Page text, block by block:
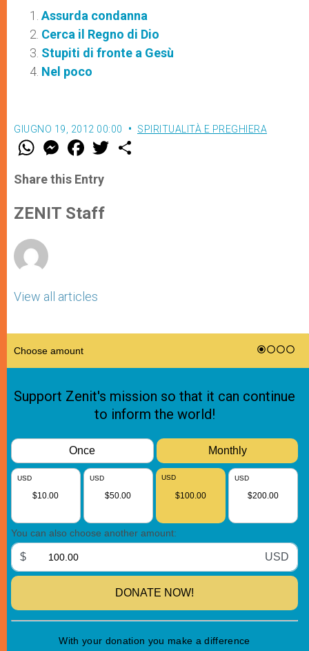
Assurda condanna
Cerca il Regno di Dio
Stupiti di fronte a Gesù
Nel poco
GIUGNO 19, 2012 00:00 SPIRITUALITÀ E PREGHIERA
W
t
s
p
p
M
e
s
e
g
e
F
a
e
b
o
k
w
Share this Entry
ZENIT Staff
View all articles